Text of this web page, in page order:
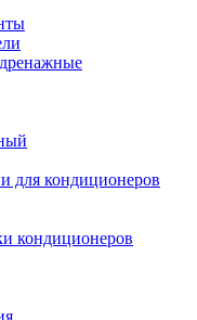
для кондиционеров
кондиционеров